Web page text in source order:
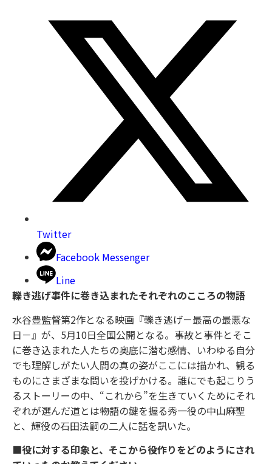
Twitter
Facebook Messenger
Line
轢き逃げ事件に巻き込まれたそれぞれのこころの物語
水谷豊監督第2作となる映画『轢き逃げ－最高の最悪な
日－』が、5月10日全国公開となる。事故と事件とそこ
に巻き込まれた人たちの奥底に潜む感情、いわゆる自分
でも理解しがたい人間の真の姿がここには描かれ、観る
ものにさまざまな問いを投げかける。誰にでも起こりう
るストーリーの中、“これから”を生きていくためにそれ
ぞれが選んだ道とは――物語の鍵を握る秀一役の中山麻聖
と、輝役の石田法嗣の二人に話を訊いた。
■役に対する印象と、そこから役作りをどのようにされ